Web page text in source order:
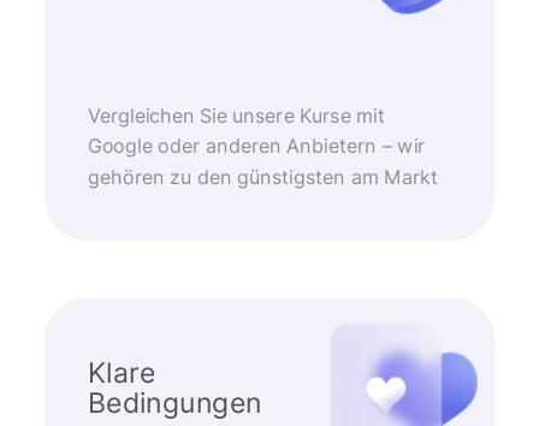
Vergleichen Sie unsere Kurse mit
Google oder anderen Anbietern – wir
gehören zu den günstigsten am Markt
Klare
Bedingungen